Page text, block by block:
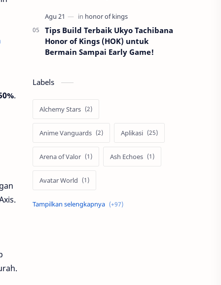
.
Tips Build Terbaik Ukyo Tachibana
Honor of Kings (HOK) untuk
Bermain Sampai Early Game!
Labels
Alchemy Stars
Anime Vanguards Aplikasi
Arena of Valor Ash Echoes
Avatar World
Axis Berita